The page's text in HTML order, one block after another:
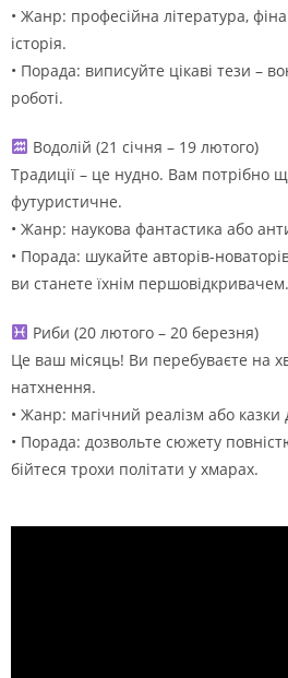
• Жанр: професійна література,
історія.
• Порада: виписуйте цікаві тези –
роботі.
Водолій (21 січня – 19 лютого)
Традиції – це нудно. Вам потрібно
футуристичне.
• Жанр: наукова фантастика або
• Порада: шукайте авторів-
ви станете їхнім першовідкривачем.
Риби (20 лютого – 20 березня)
Це ваш місяць! Ви перебуваєте на
натхнення.
• Жанр: магічний реалізм або казки
• Порада: дозвольте сюжету
бійтеся трохи політати у хмарах.